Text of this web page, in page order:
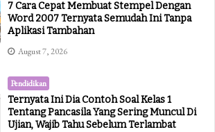
7 Cara Cepat Membuat Stempel Dengan
Word 2007 Ternyata Semudah Ini Tanpa
Aplikasi Tambahan
August 7, 2026
Pendidikan
Ternyata Ini Dia Contoh Soal Kelas 1
Tentang Pancasila Yang Sering Muncul Di
Ujian, Wajib Tahu Sebelum Terlambat